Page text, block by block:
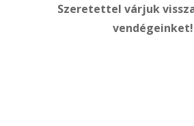
Szeretettel várjuk
vendégeinket!